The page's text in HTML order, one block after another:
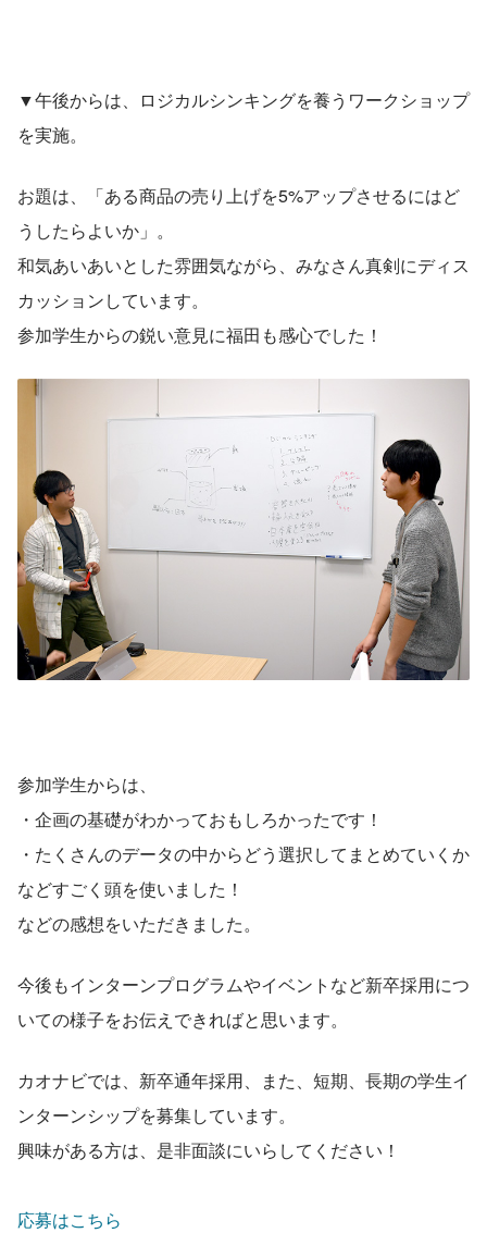
▼午後からは、ロジカルシンキングを養うワークショップ
を実施。
お題は、「ある商品の売り上げを5%アップさせるにはど
うしたらよいか」。
和気あいあいとした雰囲気ながら、みなさん真剣にディス
カッションしています。
参加学生からの鋭い意見に福田も感心でした！
参加学生からは、
・企画の基礎がわかっておもしろかったです！
・たくさんのデータの中からどう選択してまとめていくか
などすごく頭を使いました！
などの感想をいただきました。
今後もインターンプログラムやイベントなど新卒採用につ
いての様子をお伝えできればと思います。
カオナビでは、新卒通年採用、また、短期、長期の学生イ
ンターンシップを募集しています。
興味がある方は、是非面談にいらしてください！
応募はこちら